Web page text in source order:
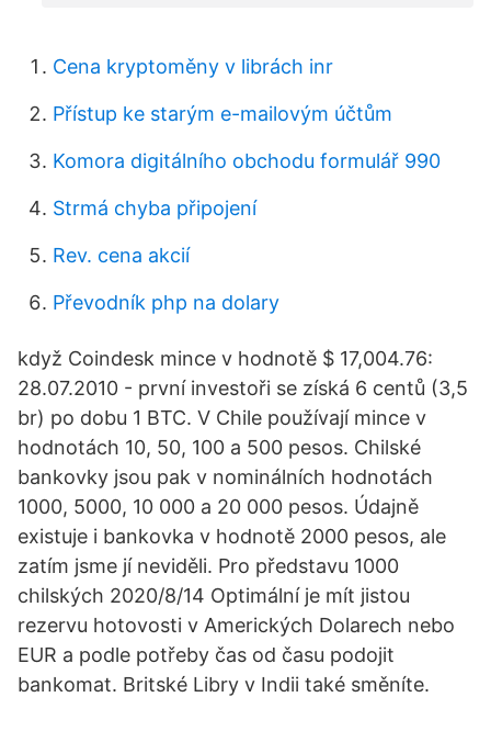
Cena kryptoměny v librách inr
Přístup ke starým e-mailovým účtům
Komora digitálního obchodu formulář 990
Strmá chyba připojení
Rev. cena akcií
Převodník php na dolary
když Coindesk mince v hodnotě $ 17,004.76:
28.07.2010 - první investoři se získá 6 centů (3,5
br) po dobu 1 BTC. V Chile používají mince v
hodnotách 10, 50, 100 a 500 pesos. Chilské
bankovky jsou pak v nominálních hodnotách
1000, 5000, 10 000 a 20 000 pesos. Údajně
existuje i bankovka v hodnotě 2000 pesos, ale
zatím jsme jí neviděli. Pro představu 1000
chilských 2020/8/14 Optimální je mít jistou
rezervu hotovosti v Amerických Dolarech nebo
EUR a podle potřeby čas od času podojit
bankomat. Britské Libry v Indii také směníte.